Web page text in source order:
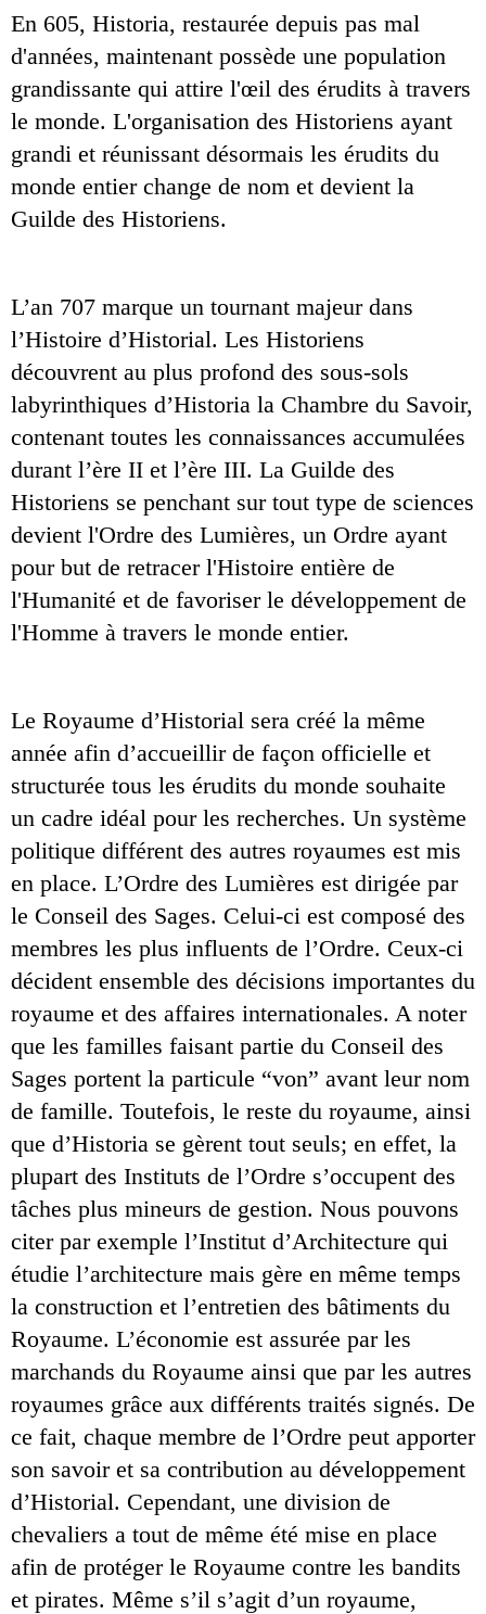
En 605, Historia, restaurée depuis pas mal
d'années, maintenant possède une population
grandissante qui attire l'œil des érudits à travers
le monde. L'organisation des Historiens ayant
grandi et réunissant désormais les érudits du
monde entier change de nom et devient la
Guilde des Historiens.
L’an 707 marque un tournant majeur dans
l’Histoire d’Historial. Les Historiens
découvrent au plus profond des sous-sols
labyrinthiques d’Historia la Chambre du Savoir,
contenant toutes les connaissances accumulées
durant l’ère II et l’ère III. La Guilde des
Historiens se penchant sur tout type de sciences
devient l'Ordre des Lumières, un Ordre ayant
pour but de retracer l'Histoire entière de
l'Humanité et de favoriser le développement de
l'Homme à travers le monde entier.
Le Royaume d’Historial sera créé la même
année afin d’accueillir de façon officielle et
structurée tous les érudits du monde souhaite
un cadre idéal pour les recherches. Un système
politique différent des autres royaumes est mis
en place. L’Ordre des Lumières est dirigée par
le Conseil des Sages. Celui-ci est composé des
membres les plus influents de l’Ordre. Ceux-ci
décident ensemble des décisions importantes du
royaume et des affaires internationales. A noter
que les familles faisant partie du Conseil des
Sages portent la particule “von” avant leur nom
de famille. Toutefois, le reste du royaume, ainsi
que d’Historia se gèrent tout seuls; en effet, la
plupart des Instituts de l’Ordre s’occupent des
tâches plus mineurs de gestion. Nous pouvons
citer par exemple l’Institut d’Architecture qui
étudie l’architecture mais gère en même temps
la construction et l’entretien des bâtiments du
Royaume. L’économie est assurée par les
marchands du Royaume ainsi que par les autres
royaumes grâce aux différents traités signés. De
ce fait, chaque membre de l’Ordre peut apporter
son savoir et sa contribution au développement
d’Historial. Cependant, une division de
chevaliers a tout de même été mise en place
afin de protéger le Royaume contre les bandits
et pirates. Même s’il s’agit d’un royaume,